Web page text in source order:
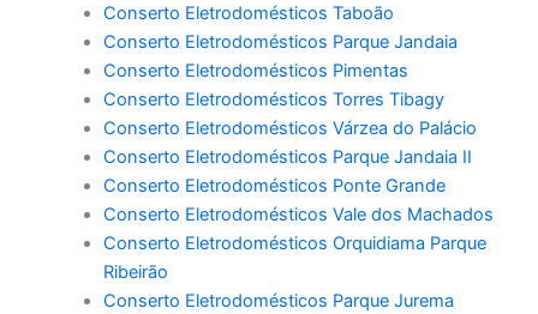
Conserto Eletrodomésticos Taboão
Conserto Eletrodomésticos Parque Jandaia
Conserto Eletrodomésticos Pimentas
Conserto Eletrodomésticos Torres Tibagy
Conserto Eletrodomésticos Várzea do Palácio
Conserto Eletrodomésticos Parque Jandaia II
Conserto Eletrodomésticos Ponte Grande
Conserto Eletrodomésticos Vale dos Machados
Conserto Eletrodomésticos Orquidiama Parque
Ribeirão
Conserto Eletrodomésticos Parque Jurema